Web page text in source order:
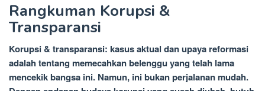
Rangkuman Korupsi &
Transparansi
Korupsi & transparansi: kasus aktual dan upaya reformasi
adalah tentang memecahkan belenggu yang telah lama
mencekik bangsa ini. Namun, ini bukan perjalanan mudah.